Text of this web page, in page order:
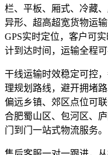
栏、平板、厢式、冷藏
异形、超高超宽货物运
GPS实时定位，客户可
计到达时间，运输全程
干线运输时效稳定可控
理规划路线，避开拥堵
偏远乡镇、郊区点位可
合肥蜀山区、包河区、
门到门一站式物流服务。